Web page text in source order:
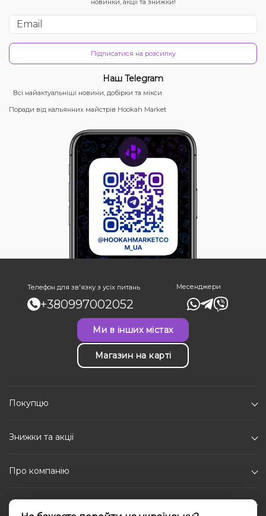
новинки, акції та знижки!
Підписатися на розсилку
Наш Telegram
Всі найактуальніші новини, добірки та мікси
Поради від кальянних майстрів Hookah Market
Телефон для зв'язку з усіх питань
+380997002052
Месенджери
Ми в інших містах
Магазин на карті
Покупцю
Знижки та акції
Про компанію
Каталог